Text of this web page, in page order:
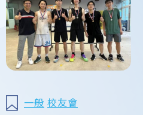
一般 校友會